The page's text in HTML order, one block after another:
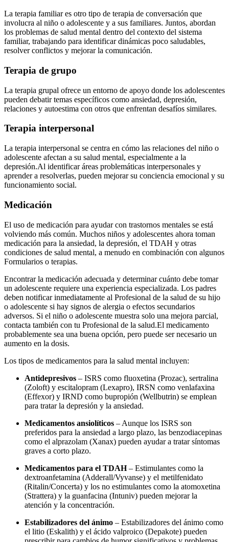
La terapia familiar es otro tipo de terapia de conversación que
involucra al niño o adolescente y a sus familiares. Juntos, abordan
los problemas de salud mental dentro del contexto del sistema
familiar, trabajando para identificar dinámicas poco saludables,
resolver conflictos y mejorar la comunicación.
Terapia de grupo
La terapia grupal ofrece un entorno de apoyo donde los adolescentes
pueden debatir temas específicos como ansiedad, depresión,
relaciones y autoestima con otros que enfrentan desafíos similares.
Terapia interpersonal
La terapia interpersonal se centra en cómo las relaciones del niño o
adolescente afectan a su salud mental, especialmente a la
depresión.Al identificar áreas problemáticas interpersonales y
aprender a resolverlas, pueden mejorar su conciencia emocional y su
funcionamiento social.
Medicación
El uso de medicación para ayudar con trastornos mentales se está
volviendo más común. Muchos niños y adolescentes ahora toman
medicación para la ansiedad, la depresión, el TDAH y otras
condiciones de salud mental, a menudo en combinación con algunos
Formularios o terapias.
Encontrar la medicación adecuada y determinar cuánto debe tomar
un adolescente requiere una experiencia especializada. Los padres
deben notificar inmediatamente al Profesional de la salud de su hijo
o adolescente si hay signos de alergia o efectos secundarios
adversos. Si el niño o adolescente muestra solo una mejora parcial,
contacta también con tu Profesional de la salud.El medicamento
probablemente sea una buena opción, pero puede ser necesario un
aumento en la dosis.
Los tipos de medicamentos para la salud mental incluyen:
Antidepresivos – ISRS como fluoxetina (Prozac), sertralina
(Zoloft) y escitalopram (Lexapro), IRSN como venlafaxina
(Effexor) y IRND como bupropión (Wellbutrin) se emplean
para tratar la depresión y la ansiedad.
Medicamentos ansiolíticos – Aunque los ISRS son
preferidos para la ansiedad a largo plazo, las benzodiacepinas
como el alprazolam (Xanax) pueden ayudar a tratar síntomas
graves a corto plazo.
Medicamentos para el TDAH– Estimulantes como la
dextroanfetamina (Adderall/Vyvanse) y el metilfenidato
(Ritalin/Concerta) y los no estimulantes como la atomoxetina
(Strattera) y la guanfacina (Intuniv) pueden mejorar la
atención y la concentración.
Estabilizadores del ánimo – Estabilizadores del ánimo como
el litio (Eskalith) y el ácido valproico (Depakote) pueden